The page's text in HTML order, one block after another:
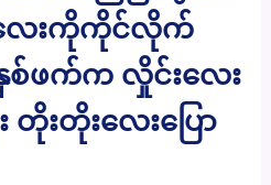
လေးကိုကိုင်လိုက်
စ်ဖက်က လှိုင်းလေး
တိုးတိုးလေးပြော